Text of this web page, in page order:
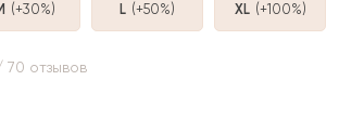
(+30%) L (+50%) XL (+100%)
70 отзывов